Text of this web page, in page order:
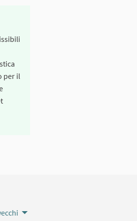
per il